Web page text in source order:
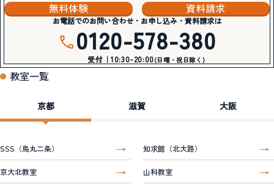
無料体験
資料請求
お電話でのお問い合わせ・お申し込み・資料請求は
0120-578-380
受付｜10:30-20:00(日曜・祝日除く)
教室一覧
京都 滋賀 大阪
SSS（烏丸二条） 知求館（北大路）
京大北教室 山科教室